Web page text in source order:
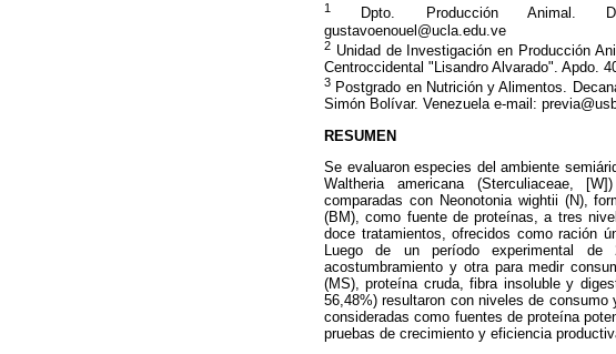
1
Dpto. Producción Animal.
gustavoenouel@ucla.edu.ve
2 Unidad de Investigación en Producción
Centroccidental "Lisandro Alvarado". Apdo.
3 Postgrado en Nutrición y Alimentos.
Simón Bolívar. Venezuela e-mail:
RESUMEN
Se evaluaron especies del ambiente
Waltheria americana (Sterculiaceae,
comparadas con Neonotonia wightii (N),
(BM), como fuente de proteínas, a tres
doce tratamientos, ofrecidos como ración
Luego de un período experimental
acostumbramiento y otra para medir
(MS), proteína cruda, fibra insoluble y
56,48%) resultaron con niveles de
consideradas como fuentes de proteína
pruebas de crecimiento y eficiencia